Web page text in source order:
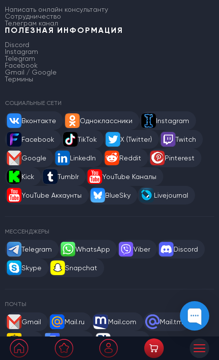
Написать онлайн консультанту
Сотрудничество
Телеграм канал
ПОЛЕЗНАЯ ИНФОРМАЦИЯ
Discord
Instagram
Telegram
Facebook
Gmail / Google
Термины
СОЦИАЛЬНЫЕ СЕТИ
Вконтакте Одноклассники Instagram
Facebook TikTok X (Twitter) Twitch
Google LinkedIn Reddit Pinterest
Kick Tumblr YouTube Каналы
YouTube Аккаунты BlueSky Livejournal
МЕССЕНДЖЕРЫ
Telegram WhatsApp Viber Discord
Skype Snapchat
ПОЧТЫ
Gmail Mail.ru Mail.com Mail.tm
WEB Rambler Gazeta.pl